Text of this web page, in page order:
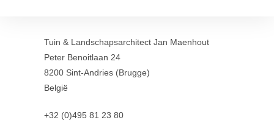
Tuin & Landschapsarchitect Jan Maenhout
Peter Benoitlaan 24
8200 Sint-Andries (Brugge)
België
+32 (0)495 81 23 80